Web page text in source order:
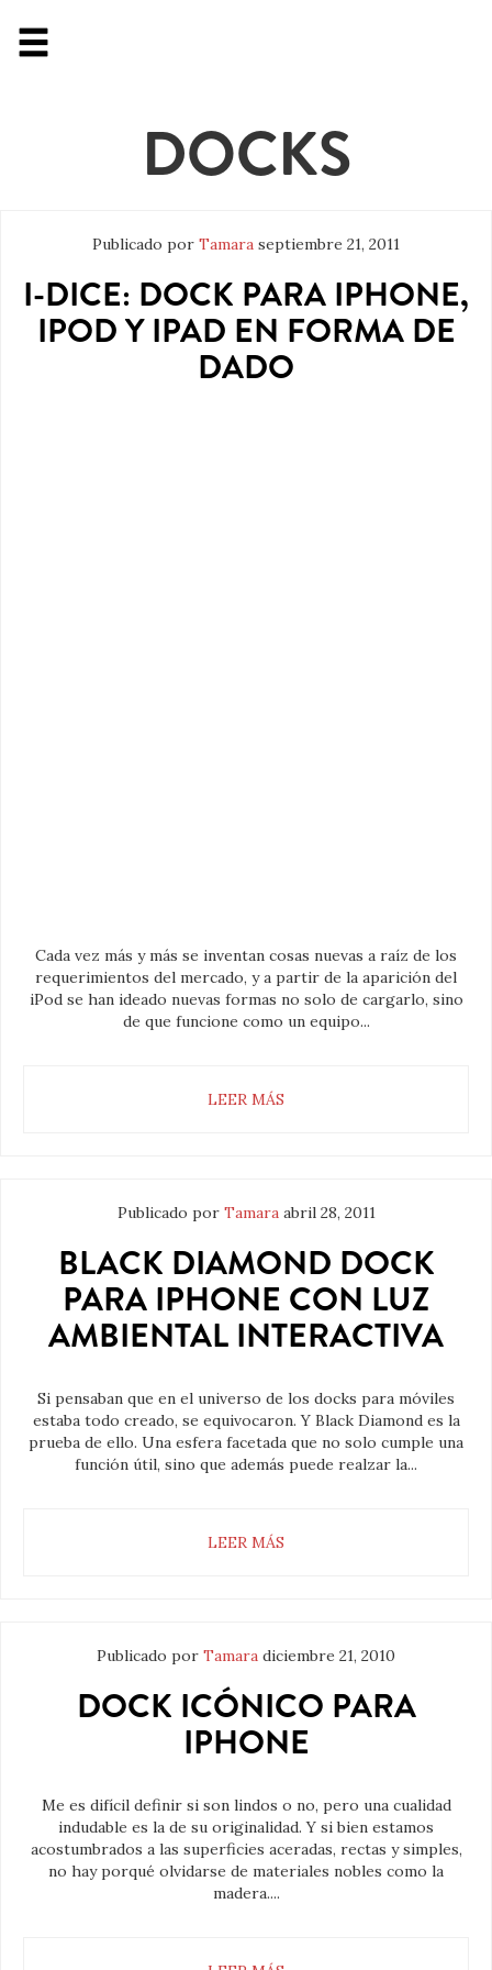
DOCKS
Publicado por Tamara septiembre 21, 2011
I-DICE: DOCK PARA IPHONE,
IPOD Y IPAD EN FORMA DE
DADO
Cada vez más y más se inventan cosas nuevas a raíz de los
requerimientos del mercado, y a partir de la aparición del
iPod se han ideado nuevas formas no solo de cargarlo, sino
de que funcione como un equipo...
LEER MÁS
Publicado por Tamara abril 28, 2011
BLACK DIAMOND DOCK
PARA IPHONE CON LUZ
AMBIENTAL INTERACTIVA
Si pensaban que en el universo de los docks para móviles
estaba todo creado, se equivocaron. Y Black Diamond es la
prueba de ello. Una esfera facetada que no solo cumple una
función útil, sino que además puede realzar la...
LEER MÁS
Publicado por Tamara diciembre 21, 2010
DOCK ICÓNICO PARA
IPHONE
Me es difícil definir si son lindos o no, pero una cualidad
indudable es la de su originalidad. Y si bien estamos
acostumbrados a las superficies aceradas, rectas y simples,
no hay porqué olvidarse de materiales nobles como la
madera....